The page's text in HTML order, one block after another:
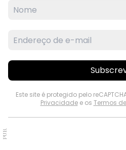
Este site é protegido pelo
Privacidadee os Termos
PUB.